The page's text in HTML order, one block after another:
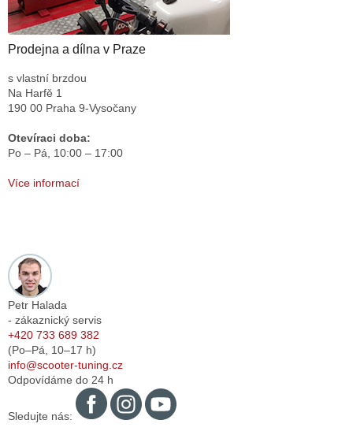
Prodejna a dílna v Praze
s vlastní brzdou
Na Harfě 1
190 00 Praha 9-Vysočany
Otevíraci doba:
Po – Pá, 10:00 – 17:00
Více informací
Petr Halada
- zákaznický servis
+420 733 689 382
(Po–Pá, 10–17 h)
info@scooter-tuning.cz
Odpovídáme do 24 h
Sledujte nás: